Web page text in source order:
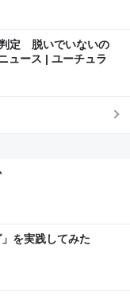
定 脱いでいないの
ュース | ユーチュラ
を実践してみた